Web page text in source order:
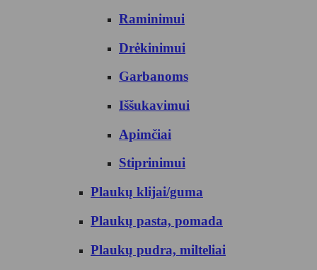
Raminimui
Drėkinimui
Garbanoms
Iššukavimui
Apimčiai
Stiprinimui
Plaukų klijai/guma
Plaukų pasta, pomada
Plaukų pudra, milteliai